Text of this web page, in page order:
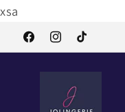
xsa
sisältöön
FacebookInstagram
TikTok